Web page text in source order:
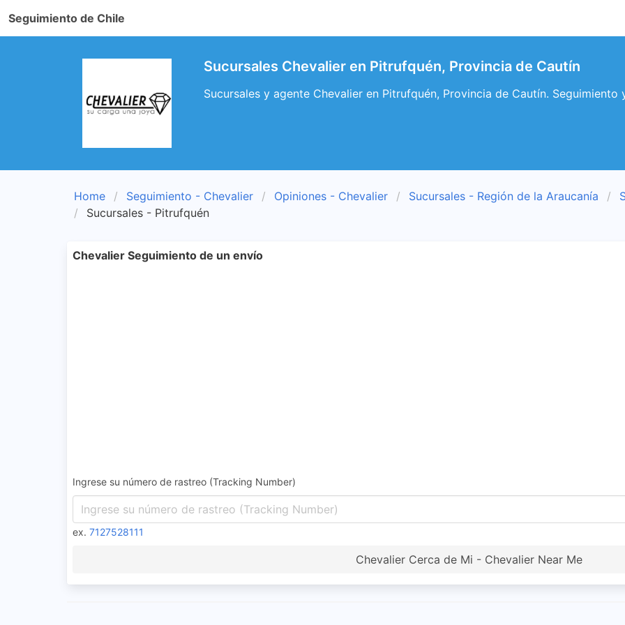
Seguimiento de Chile
Sucursales Chevalier en Pitrufquén, Provincia de Cautín
Sucursales y agente Chevalier en Pitrufquén, Provincia de Cautín.
Home Seguimiento - Chevalier Opiniones - Chevalier Sucursales - Región de la Araucanía
Sucursales - Pitrufquén
Chevalier Seguimiento de un envío
Ingrese su número de rastreo (Tracking Number)
ex. 7127528111
Chevalier Cerca de Mi - Chevalier Near Me